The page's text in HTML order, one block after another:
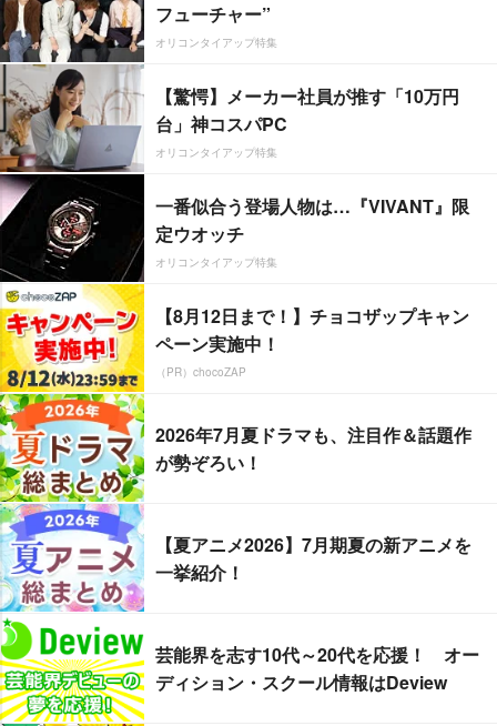
フューチャー”
オリコンタイアップ特集
【驚愕】メーカー社員が推す「10万円
台」神コスパPC
オリコンタイアップ特集
一番似合う登場人物は…『VIVANT』限
定ウオッチ
オリコンタイアップ特集
【8月12日まで！】チョコザップキャン
ペーン実施中！
（PR）chocoZAP
2026年7月夏ドラマも、注目作＆話題作
が勢ぞろい！
【夏アニメ2026】7月期夏の新アニメを
一挙紹介！
芸能界を志す10代～20代を応援！ オー
ディション・スクール情報はDeview